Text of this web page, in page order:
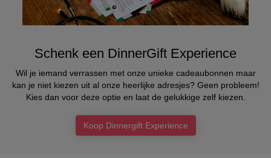
Schenk een DinnerGift Experience
Wil je iemand verrassen met onze unieke cadeaubonnen maar
kan je niet kiezen uit al onze heerlijke adresjes? Geen probleem!
Kies dan voor deze optie en laat de gelukkige zelf kiezen.
Koop Dinnergift Experience